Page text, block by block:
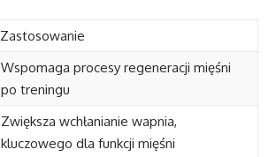
Zastosowanie
Wspomaga procesy regeneracji mięśni
po treningu
Zwiększa wchłanianie wapnia,
kluczowego dla funkcji mięśni